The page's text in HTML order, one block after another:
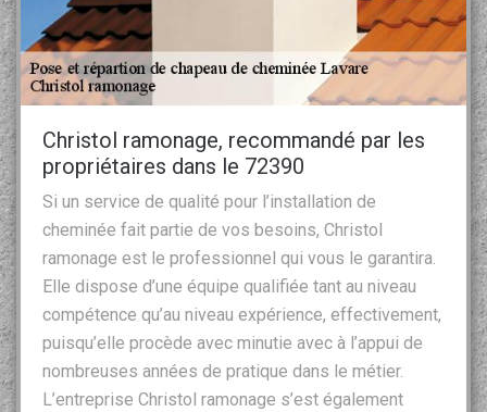
Christol ramonage, recommandé par les
propriétaires dans le 72390
Si un service de qualité pour l’installation de
cheminée fait partie de vos besoins, Christol
ramonage est le professionnel qui vous le garantira.
Elle dispose d’une équipe qualifiée tant au niveau
compétence qu’au niveau expérience, effectivement,
puisqu’elle procède avec minutie avec à l’appui de
nombreuses années de pratique dans le métier.
L’entreprise Christol ramonage s’est également